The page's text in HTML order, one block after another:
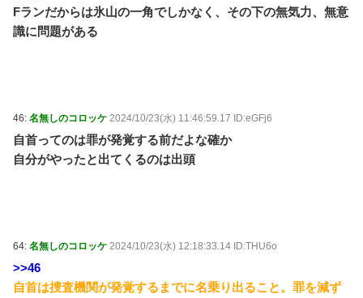
Fランだからは氷山の一角でしかなく、その下の無気力、無意
識に問題がある
46: 名無しのコロッケ 2024/10/23(水) 11:46:59.17 ID:eGFj6
自首ってのは罪が発覚する前だよな確か
自分がやったと出てくるのは出頭
64: 名無しのコロッケ 2024/10/23(水) 12:18:33.14 ID:THU6o
>>46
自首は捜査機関が発覚するまでに名乗り出ること。罪を減ず